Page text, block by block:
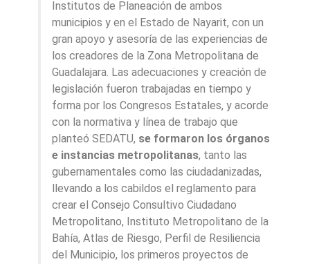
Institutos de Planeación de ambos
municipios y en el Estado de Nayarit, con un
gran apoyo y asesoría de las experiencias de
los creadores de la Zona Metropolitana de
Guadalajara. Las adecuaciones y creación de
legislación fueron trabajadas en tiempo y
forma por los Congresos Estatales, y acorde
con la normativa y línea de trabajo que
planteó SEDATU, se formaron los órganos
e instancias metropolitanas, tanto las
gubernamentales como las ciudadanizadas,
llevando a los cabildos el reglamento para
crear el Consejo Consultivo Ciudadano
Metropolitano, Instituto Metropolitano de la
Bahía, Atlas de Riesgo, Perfil de Resiliencia
del Municipio, los primeros proyectos de